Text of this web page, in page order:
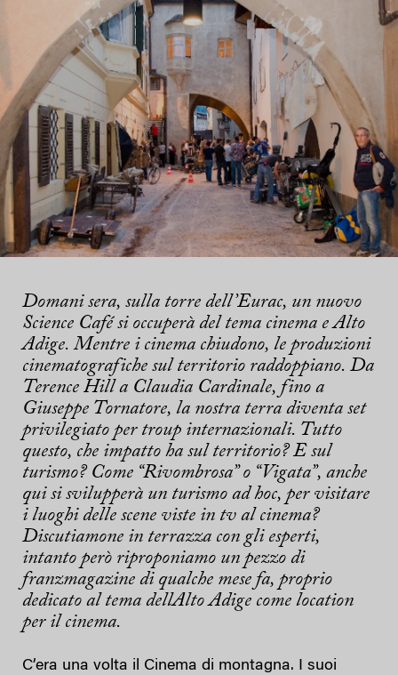
Domani sera, sulla torre dell’Eurac, un nuovo
Science Café si occuperà del tema cinema e Alto
Adige. Mentre i cinema chiudono, le produzioni
cinematografiche sul territorio raddoppiano. Da
Terence Hill a Claudia Cardinale, fino a
Giuseppe Tornatore, la nostra terra diventa set
privilegiato per troup internazionali. Tutto
questo, che impatto ha sul territorio? E sul
turismo? Come “Rivombrosa” o “Vigata”, anche
qui si svilupperà un turismo ad hoc, per visitare
i luoghi delle scene viste in tv al cinema?
Discutiamone in terrazza con gli esperti,
intanto però riproponiamo un pezzo di
franzmagazine di qualche mese fa, proprio
dedicato al tema dellAlto Adige come location
per il cinema.
C’era una volta il Cinema di montagna. I suoi